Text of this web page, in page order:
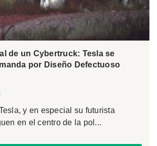
de un Cybertruck: Tesla se
por Diseño Defectuoso
y en especial su futurista
en el centro de la pol...